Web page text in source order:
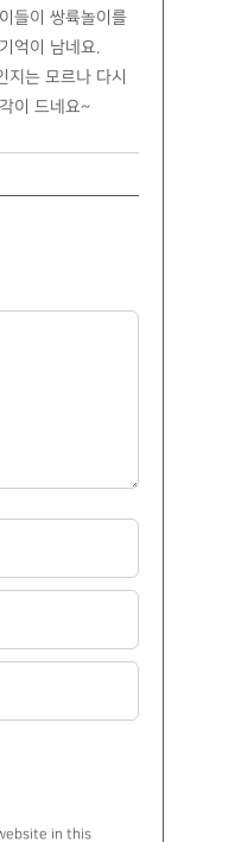
오전- Reply
으로 마을은 온통
듯하여 친구들과
여가 나가는
달려있던 하얀
고 화려하네요.
어요.경복궁
함과 더위까지
돌고 더위피할곳이
있더라구요..
들이 쌍륙놀이를
억이 남네요.